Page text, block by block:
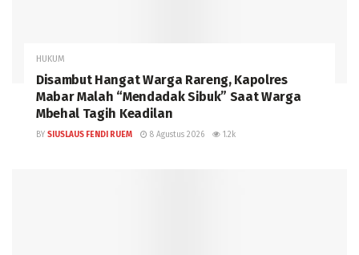
HUKUM
Disambut Hangat Warga Rareng, Kapolres
Mabar Malah “Mendadak Sibuk” Saat Warga
Mbehal Tagih Keadilan
BY SIUSLAUS FENDI RUEM 8 Agustus 2026 1.2k